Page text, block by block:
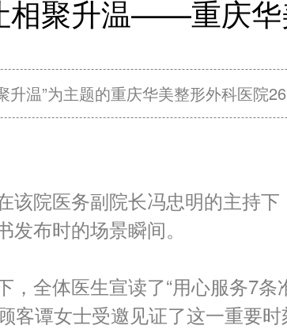
相聚升温——重庆华
升温”为主题的重庆华美整形外科医院
该院医务副院长冯忠明的主持
布时的场景瞬间。
，全体医生宣读了“用心服务7条
客谭女士受邀见证了这一重要